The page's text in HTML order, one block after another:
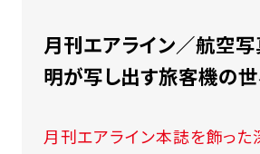
月刊エアライン／航空写
明が写し出す旅客機の
月刊エアライン本誌を飾っ